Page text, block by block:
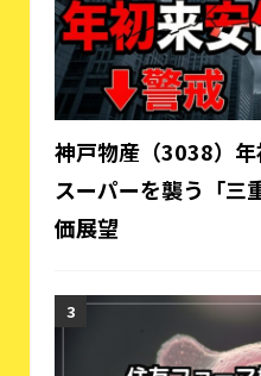
神戸物産（3038）
スーパーを襲う「三
価展望